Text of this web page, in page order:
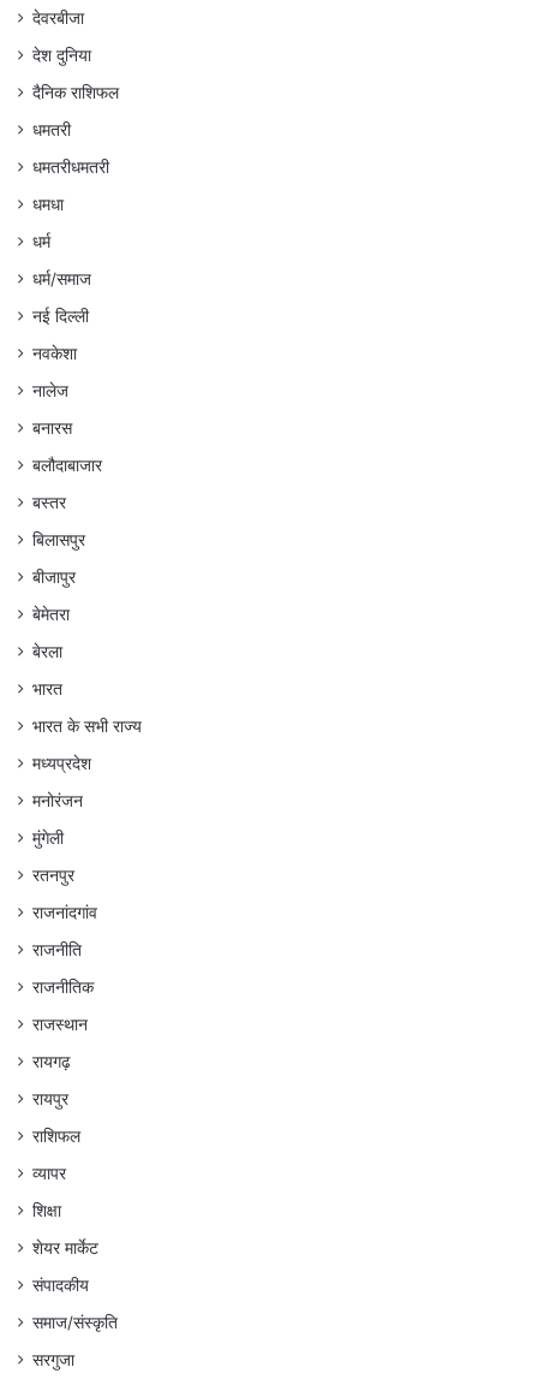
देवरबीजा
देश दुनिया
दैनिक राशिफल
धमतरी
धमतरीधमतरी
धमधा
धर्म
धर्म/समाज
नई दिल्ली
नवकेशा
नालेज
बनारस
बलौदाबाजार
बस्तर
बिलासपुर
बीजापुर
बेमेतरा
बेरला
भारत
भारत के सभी राज्य
मध्यप्रदेश
मनोरंजन
मुंगेली
रतनपुर
राजनांदगांव
राजनीति
राजनीतिक
राजस्थान
रायगढ़
रायपुर
राशिफल
व्यापर
शिक्षा
शेयर मार्केट
संपादकीय
समाज/संस्कृति
सरगुजा